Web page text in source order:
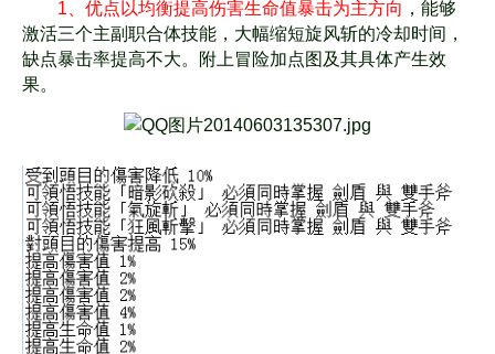
1、优点以均衡提高伤害生命值暴击为主方向 ，能够
激活三个主副职合体技能，大幅缩短旋风斩的冷却时间，
缺点暴击率提高不大。附上冒险加点图及其具体产生效
果。